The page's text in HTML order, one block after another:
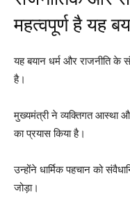
महत्वपूर्ण है यह
यह बयान धर्म और राजनीति के
है।
मुख्यमंत्री ने व्यक्तिगत आस्था
का प्रयास किया है।
उन्होंने धार्मिक पहचान को
जोड़ा।